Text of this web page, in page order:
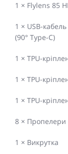
1 × Flylens 85
1 × USB-
(90° Type-C)
1 × TPU-
1 × TPU-
1 × TPU-
8 × Пропелери
1 × Викрутка